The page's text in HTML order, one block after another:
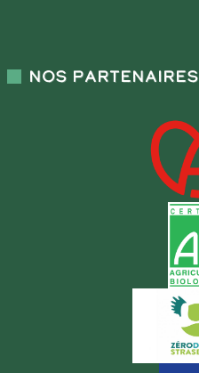
Nos partenaires